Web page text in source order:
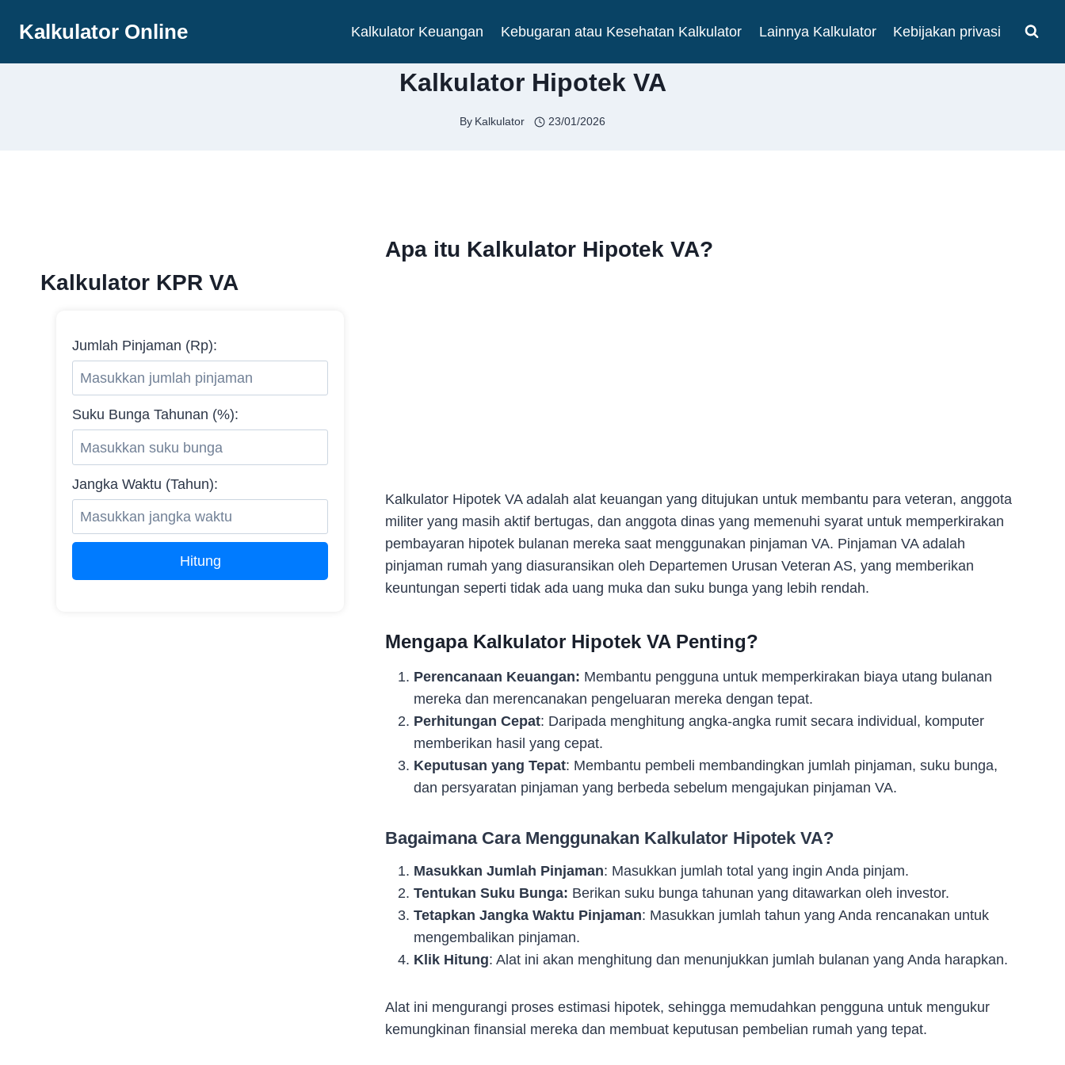
Kalkulator Online Kalkulator Keuangan Kebugaran atau Kesehatan Kalkulator Lainnya Kalkulator Kebijakan privasi
Kalkulator Hipotek VA
By Kalkulator 23/01/2026
Kalkulator KPR VA
Jumlah Pinjaman (Rp):
Suku Bunga Tahunan (%):
Jangka Waktu (Tahun):
Hitung
Apa itu Kalkulator Hipotek VA?
Kalkulator Hipotek VA adalah alat keuangan yang ditujukan untuk membantu para veteran, anggota
militer yang masih aktif bertugas, dan anggota dinas yang memenuhi syarat untuk memperkirakan
pembayaran hipotek bulanan mereka saat menggunakan pinjaman VA. Pinjaman VA adalah
pinjaman rumah yang diasuransikan oleh Departemen Urusan Veteran AS, yang memberikan
keuntungan seperti tidak ada uang muka dan suku bunga yang lebih rendah.
Mengapa Kalkulator Hipotek VA Penting?
Perencanaan Keuangan: Membantu pengguna untuk memperkirakan biaya utang bulanan
mereka dan merencanakan pengeluaran mereka dengan tepat.
Perhitungan Cepat: Daripada menghitung angka-angka rumit secara individual, komputer
memberikan hasil yang cepat.
Keputusan yang Tepat: Membantu pembeli membandingkan jumlah pinjaman, suku bunga,
dan persyaratan pinjaman yang berbeda sebelum mengajukan pinjaman VA.
Bagaimana Cara Menggunakan Kalkulator Hipotek VA?
Masukkan Jumlah Pinjaman: Masukkan jumlah total yang ingin Anda pinjam.
Tentukan Suku Bunga: Berikan suku bunga tahunan yang ditawarkan oleh investor.
Tetapkan Jangka Waktu Pinjaman: Masukkan jumlah tahun yang Anda rencanakan untuk
mengembalikan pinjaman.
Klik Hitung: Alat ini akan menghitung dan menunjukkan jumlah bulanan yang Anda harapkan.
Alat ini mengurangi proses estimasi hipotek, sehingga memudahkan pengguna untuk mengukur
kemungkinan finansial mereka dan membuat keputusan pembelian rumah yang tepat.